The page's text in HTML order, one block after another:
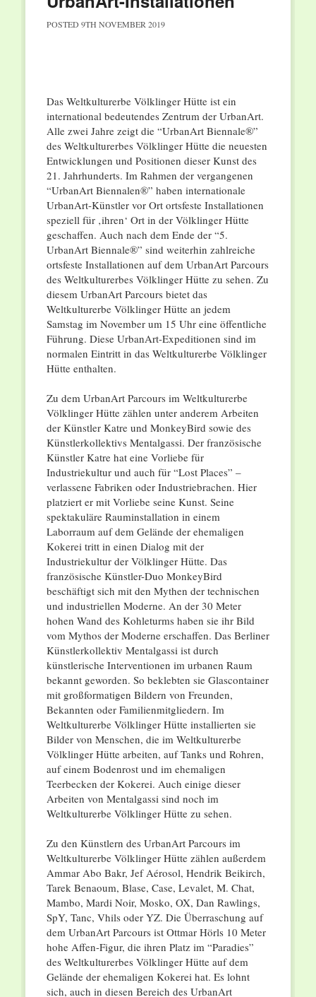
POSTED 9TH NOVEMBER 2019
Das Weltkulturerbe Völklinger Hütte ist ein
international bedeutendes Zentrum der UrbanArt.
Alle zwei Jahre zeigt die “UrbanArt Biennale®”
des Weltkulturerbes Völklinger Hütte die neuesten
Entwicklungen und Positionen dieser Kunst des
21. Jahrhunderts. Im Rahmen der vergangenen
“UrbanArt Biennalen®” haben internationale
UrbanArt-Künstler vor Ort ortsfeste Installationen
speziell für ‚ihren‘ Ort in der Völklinger Hütte
geschaffen. Auch nach dem Ende der “5.
UrbanArt Biennale®” sind weiterhin zahlreiche
ortsfeste Installationen auf dem UrbanArt Parcours
des Weltkulturerbes Völklinger Hütte zu sehen. Zu
diesem UrbanArt Parcours bietet das
Weltkulturerbe Völklinger Hütte an jedem
Samstag im November um 15 Uhr eine öffentliche
Führung. Diese UrbanArt-Expeditionen sind im
normalen Eintritt in das Weltkulturerbe Völklinger
Hütte enthalten.
Zu dem UrbanArt Parcours im Weltkulturerbe
Völklinger Hütte zählen unter anderem Arbeiten
der Künstler Katre und MonkeyBird sowie des
Künstlerkollektivs Mentalgassi. Der französische
Künstler Katre hat eine Vorliebe für
Industriekultur und auch für “Lost Places” –
verlassene Fabriken oder Industriebrachen. Hier
platziert er mit Vorliebe seine Kunst. Seine
spektakuläre Rauminstallation in einem
Laborraum auf dem Gelände der ehemaligen
Kokerei tritt in einen Dialog mit der
Industriekultur der Völklinger Hütte. Das
französische Künstler-Duo MonkeyBird
beschäftigt sich mit den Mythen der technischen
und industriellen Moderne. An der 30 Meter
hohen Wand des Kohleturms haben sie ihr Bild
vom Mythos der Moderne erschaffen. Das Berliner
Künstlerkollektiv Mentalgassi ist durch
künstlerische Interventionen im urbanen Raum
bekannt geworden. So beklebten sie Glascontainer
mit großformatigen Bildern von Freunden,
Bekannten oder Familienmitgliedern. Im
Weltkulturerbe Völklinger Hütte installierten sie
Bilder von Menschen, die im Weltkulturerbe
Völklinger Hütte arbeiten, auf Tanks und Rohren,
auf einem Bodenrost und im ehemaligen
Teerbecken der Kokerei. Auch einige dieser
Arbeiten von Mentalgassi sind noch im
Weltkulturerbe Völklinger Hütte zu sehen.
Zu den Künstlern des UrbanArt Parcours im
Weltkulturerbe Völklinger Hütte zählen außerdem
Ammar Abo Bakr, Jef Aérosol, Hendrik Beikirch,
Tarek Benaoum, Blase, Case, Levalet, M. Chat,
Mambo, Mardi Noir, Mosko, OX, Dan Rawlings,
SpY, Tanc, Vhils oder YZ. Die Überraschung auf
dem UrbanArt Parcours ist Ottmar Hörls 10 Meter
hohe Affen-Figur, die ihren Platz im “Paradies”
des Weltkulturerbes Völklinger Hütte auf dem
Gelände der ehemaligen Kokerei hat. Es lohnt
sich, auch in diesen Bereich des UrbanArt